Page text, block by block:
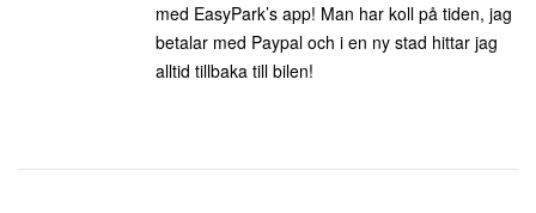
med EasyPark’s app! Man har koll på tiden, jag
betalar med Paypal och i en ny stad hittar jag
alltid tillbaka till bilen!